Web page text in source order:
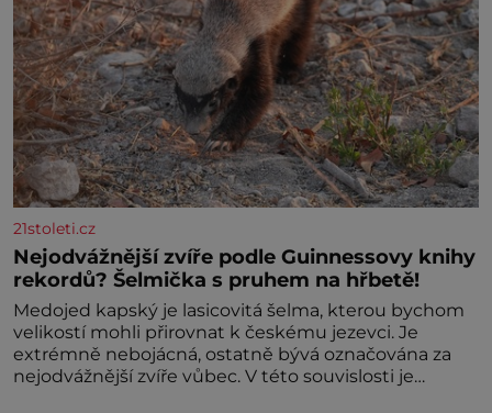
21stoleti.cz
Nejodvážnější zvíře podle Guinnessovy knihy
rekordů? Šelmička s pruhem na hřbetě!
Medojed kapský je lasicovitá šelma, kterou bychom
velikostí mohli přirovnat k českému jezevci. Je
extrémně nebojácná, ostatně bývá označována za
nejodvážnější zvíře vůbec. V této souvislosti je